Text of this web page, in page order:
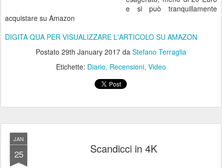
e si può tranquillamente
acquistare su Amazon
DIGITA QUA PER VISUALIZZARE L'ARTICOLO SU AMAZON
Postato 29th January 2017 da Stefano Terraglia
Etichette: Diario Recensioni Video
JAN
25 Scandicci in 4K